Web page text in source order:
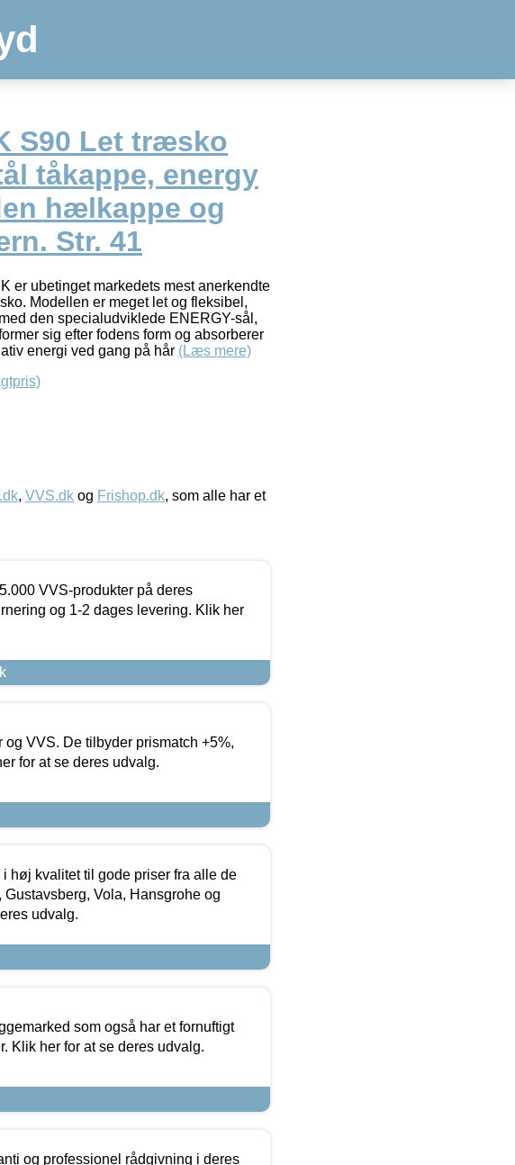
S90 Let træsko
tåkappe, energy
hælkappe og
Str. 41
er ubetinget markedets mest anerkendte
Modellen er meget let og fleksibel,
den specialudviklede ENERGY-sål,
sig efter fodens form og absorberer
energi ved gang på hår (Læs mere)
, VVS.dk og Frishop.dk, som alle har et
VVS-produkter på deres
og 1-2 dages levering. Klik her
VVS. De tilbyder prismatch +5%,
for at se deres udvalg.
høj kvalitet til gode priser fra alle de
Vola, Hansgrohe og
udvalg.
som også har et fornuftigt
Klik her for at se deres udvalg.
og professionel rådgivning i deres